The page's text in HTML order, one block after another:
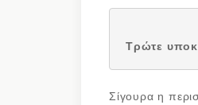
Τρώτε
Σίγουρα η